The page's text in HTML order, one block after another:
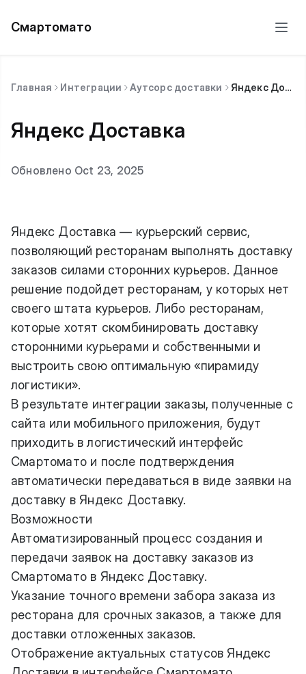
Смартомато
Главная Интеграции Аутсорс доставки Яндекс Доставка
Яндекс Доставка
Обновлено Oct 23, 2025
Яндекс Доставка — курьерский сервис,
позволяющий ресторанам выполнять доставку
заказов силами сторонних курьеров. Данное
решение подойдет ресторанам, у которых нет
своего штата курьеров. Либо ресторанам,
которые хотят скомбинировать доставку
сторонними курьерами и собственными и
выстроить свою оптимальную «пирамиду
логистики».
В результате интеграции заказы, полученные с
сайта или мобильного приложения, будут
приходить в логистический интерфейс
Смартомато и после подтверждения
автоматически передаваться в виде заявки на
доставку в Яндекс Доставку.
Возможности
Автоматизированный процесс создания и
передачи заявок на доставку заказов из
Смартомато в Яндекс Доставку.
Указание точного времени забора заказа из
ресторана для срочных заказов, а также для
доставки отложенных заказов.
Отображение актуальных статусов Яндекс